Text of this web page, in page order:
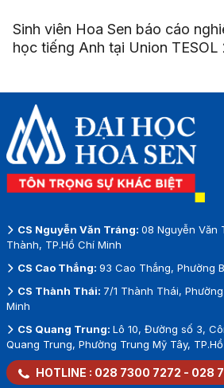
Sinh viên Hoa Sen báo cáo
học tiếng Anh tại Union
CS Nguyễn Văn Tráng: 08 Nguyễn Văn
Thành, TP.Hồ Chí Minh
CS Cao Thắng: 93 Cao Thắng, Phường
CS Thành Thái: 7/1 Thành Thái,
Minh
CS Quang Trung: Lô 10, Đường số 3,
Quang Trung, Phường Trung Mỹ Tây,
HOTLINE : 028 7300 7272 - 028